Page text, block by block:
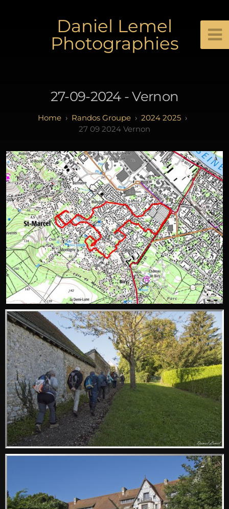
Daniel Lemel
Photographies
27-09-2024 - Vernon
Randos Groupe
2024 2025
27 09 2024 Vernon